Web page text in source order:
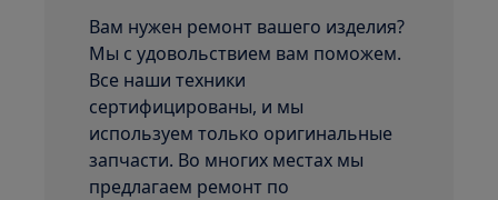
Вам нужен ремонт вашего изделия?
Мы с удовольствием вам поможем.
Все наши техники
сертифицированы, и мы
используем только оригинальные
запчасти. Во многих местах мы
предлагаем ремонт по